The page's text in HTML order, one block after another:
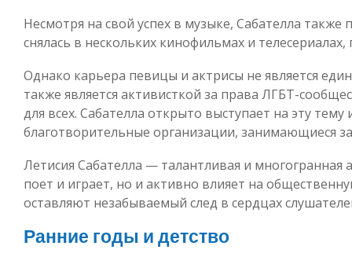
Несмотря на свой успех в музыке, Сабателла
снялась в нескольких кинофильмах и
Однако карьера певицы и актрисы не является
также является активисткой за права ЛГБТ-
для всех. Сабателла открыто выступает на эту
благотворительные организации, занимающиеся
Летисия Сабателла — талантливая и многогранная
поет и играет, но и активно влияет на
оставляют незабываемый след в сердцах
Ранние годы и детство